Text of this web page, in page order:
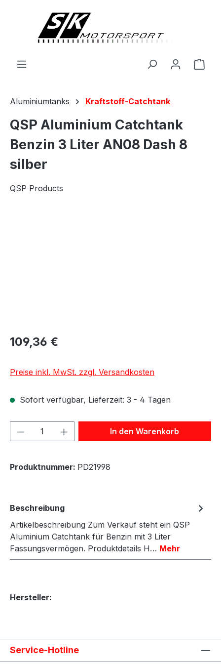
Aluminiumtanks Kraftstoff-Catchtank
QSP Aluminium Catchtank
Benzin 3 Liter AN08 Dash 8
silber
QSP Products
109,36 €
Preise inkl. MwSt. zzgl. Versandkosten
Sofort verfügbar, Lieferzeit: 3 - 4 Tagen
Produkt Anzahl: Gib denIn den Warenkorb
Produktnummer: PD21998
Beschreibung
Artikelbeschreibung Zum Verkauf steht ein QSP
Aluminium Catchtank für Benzin mit 3 Liter
Fassungsvermögen. Produktdetails H… Mehr
Hersteller:
Service-Hotline